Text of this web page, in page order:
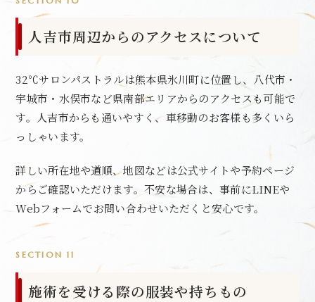
人吉市周辺からのアクセスについて
32℃サロンパストラルは熊本県氷川町に位置し、八代市・
宇城市・水俣市など県南部エリアからのアクセスも可能で
す。人吉市からも通いやすく、車移動のお客様も多くいら
っしゃいます。
詳しい所在地や道順、地図などは公式サイトや予約ページ
からご確認いただけます。不安な場合は、事前にLINEや
Webフォームでお問い合わせいただくと安心です。
SECTION 11
施術を受ける際の服装や持ちもの